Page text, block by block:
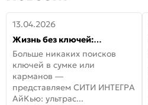
13.04.2026
Жизнь без ключей:
встречайте новую дверь
СИТИ ИНТЕГРА АйКью!
Больше никаких поисков
ключей в сумке или
карманов —
представляем СИТИ ИНТЕГРА
АйКью: ультрас...